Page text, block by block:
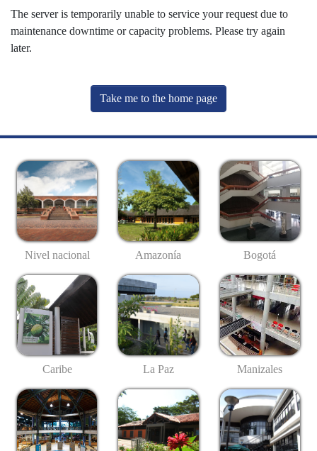
The server is temporarily unable to service your request due to
maintenance downtime or capacity problems. Please try again
later.
Take me to the home page
Nivel nacional Amazonía Bogotá
Caribe La Paz Manizales